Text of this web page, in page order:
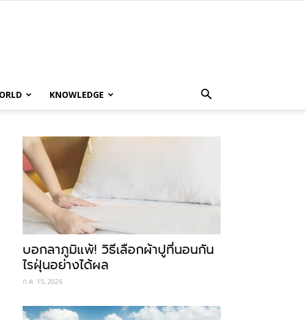
KNOWLEDGE
บอกลาภูมิแพ้! วิธีเลือกผ้าปูที่นอนกัน
ไรฝุ่นอย่างได้ผล
ก.ค. 15, 2026